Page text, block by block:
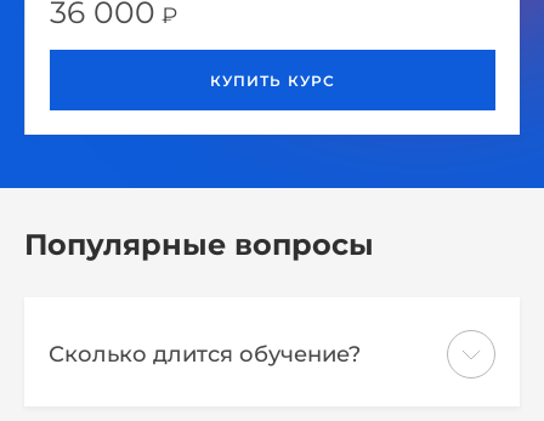
36 000
Популярные вопросы
Сколько длится обучение?